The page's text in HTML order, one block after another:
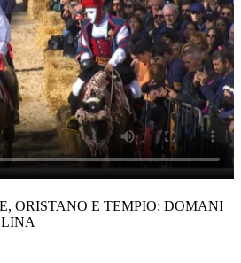
ORISTANO E TEMPIO: DOMANI